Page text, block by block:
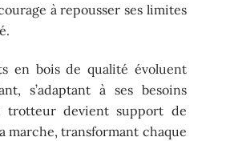
à repousser ses limites
en bois de qualité évoluent
s’adaptant à ses besoins
trotteur devient support de
marche, transformant chaque